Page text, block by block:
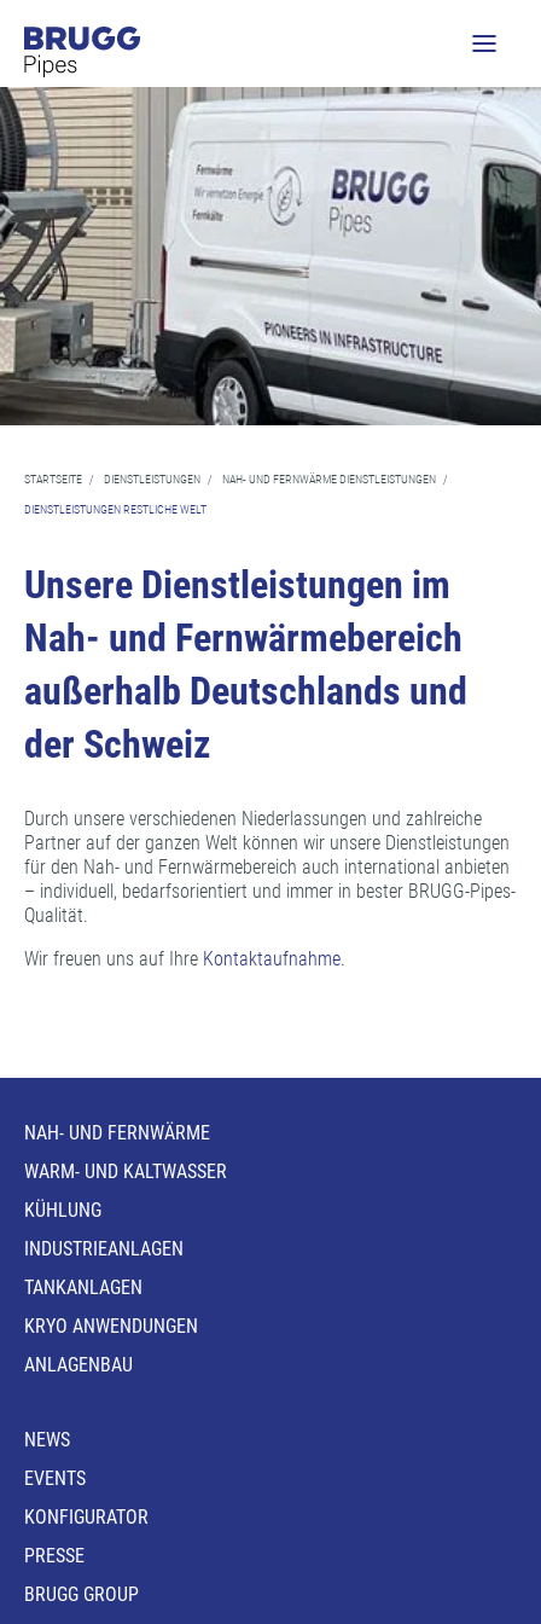
STARTSEITE / DIENSTLEISTUNGEN / NAH- UND FERNWÄRME DIENSTLEISTUNGEN /
DIENSTLEISTUNGEN RESTLICHE WELT
Unsere Dienstleistungen im
Nah- und Fernwärmebereich
außerhalb Deutschlands und
der Schweiz
Durch unsere verschiedenen Niederlassungen und zahlreiche
Partner auf der ganzen Welt können wir unsere Dienstleistungen
für den Nah- und Fernwärmebereich auch international anbieten
– individuell, bedarfsorientiert und immer in bester BRUGG-Pipes-
Qualität.
Wir freuen uns auf Ihre Kontaktaufnahme.
NAH- UND FERNWÄRME
WARM- UND KALTWASSER
KÜHLUNG
INDUSTRIEANLAGEN
TANKANLAGEN
KRYO ANWENDUNGEN
ANLAGENBAU
NEWS
EVENTS
KONFIGURATOR
PRESSE
BRUGG GROUP